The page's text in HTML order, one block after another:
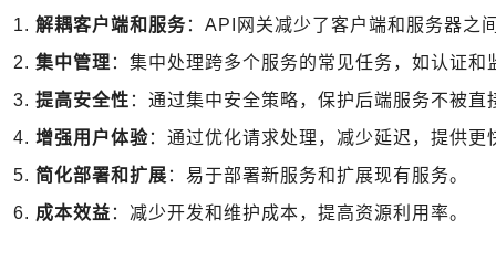
解耦客户端和服务：API网关减少了客户端和服务器之
集中管理 ：集中处理跨多个服务的常见任务，如认证和
提高安全性 ：通过集中安全策略，保护后端服务不被直
增强用户体验：通过优化请求处理，减少延迟，提供更
简化部署和扩展 ：易于部署新服务和扩展现有服务。
成本效益 ：减少开发和维护成本，提高资源利用率。